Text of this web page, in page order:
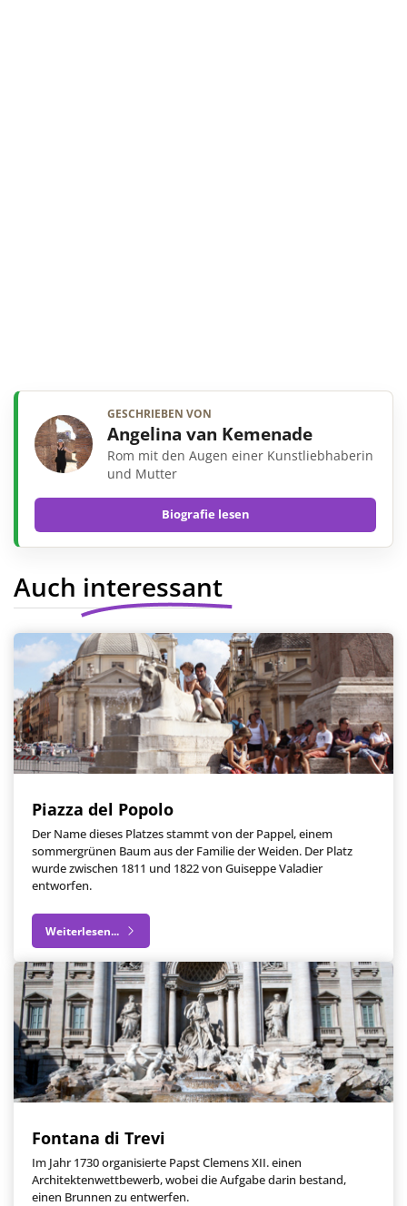
GESCHRIEBEN VON
Angelina van Kemenade
Rom mit den Augen einer Kunstliebhaberin
und Mutter
Biografie lesen
Auch interessant
Piazza del Popolo
Der Name dieses Platzes stammt von der Pappel, einem
sommergrünen Baum aus der Familie der Weiden. Der Platz
wurde zwischen 1811 und 1822 von Guiseppe Valadier
entworfen.
Weiterlesen...
Fontana di Trevi
Im Jahr 1730 organisierte Papst Clemens XII. einen
Architektenwettbewerb, wobei die Aufgabe darin bestand,
einen Brunnen zu entwerfen.